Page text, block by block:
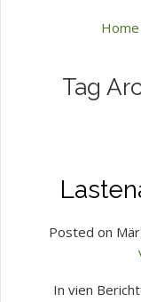
Home
Tag
Posted on
In vien